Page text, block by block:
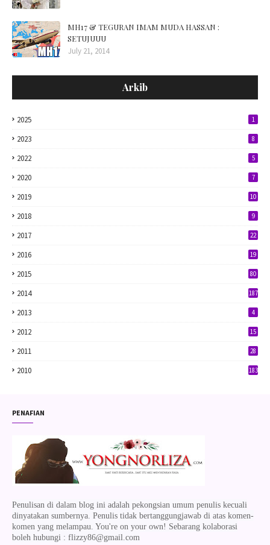
MH17 & TEGURAN IMAM MUDA HASSAN :
SETUJUUU
July 21, 2014
Arkib
2025 1
2023 8
2022 5
2020 7
2019 10
2018 9
2017 22
2016 19
2015 80
2014 187
2013 4
2012 15
2011 28
2010 183
PENAFIAN
Penulisan di dalam blog ini adalah pekongsian umum penulis kecuali
dinyatakan sumbernya. Penulis tidak bertanggungjawab di atas komen-
komen yang melampau. You're on your own! Sebarang kolaborasi
boleh hubungi : flizzy86@gmail.com